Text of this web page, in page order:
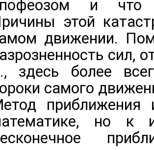
и что
этой
движении.
сил,
здесь более
самого
приближения
но к